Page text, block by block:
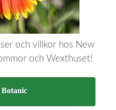
och villkor hos New
och Wexthuset!